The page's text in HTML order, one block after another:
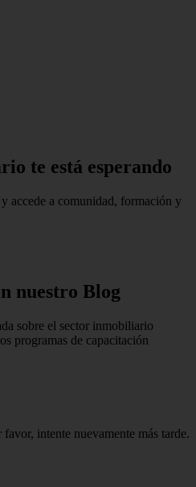
te está esperando
accede a comunidad, formación y
nuestro Blog
sobre el sector inmobiliario
programas de capacitación
intente nuevamente más tarde.